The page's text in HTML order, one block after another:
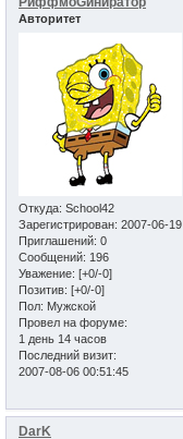
Авторитет
Откуда: School42
Зарегистрирован: 2007-06-19
Приглашений: 0
Сообщений: 196
Уважение: [+0/-0]
Позитив: [+0/-0]
Пол: Мужской
Провел на форуме:
1 день 14 часов
Последний визит:
2007-08-06 00:51:45
DarK